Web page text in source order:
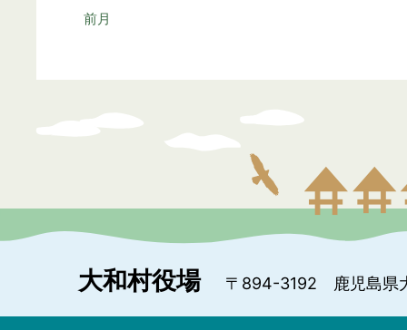
前月
大和村役場 〒894-3192 鹿児島県